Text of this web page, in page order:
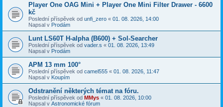
Player One OAG Mini + Player One Mini Filter Drawer - 6600
kč
Poslední příspěvek od unfi_zero « 01. 08. 2026, 14:00
Napsal v Prodám
Lunt LS60T H-alpha (B600) + Sol-Searcher
Poslední příspěvek od vader.s « 01. 08. 2026, 13:49
Napsal v Prodám
APM 13 mm 100°
Poslední příspěvek od camel555 « 01. 08. 2026, 11:47
Napsal v Koupím
Odstranění některých témat na fóru.
Poslední příspěvek od MMys « 01. 08. 2026, 10:00
Napsal v Astronomické fórum